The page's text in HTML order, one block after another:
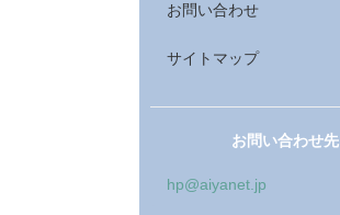
お問い合わせ
サイトマップ
お問い合わせ先
hp@aiyanet.jp